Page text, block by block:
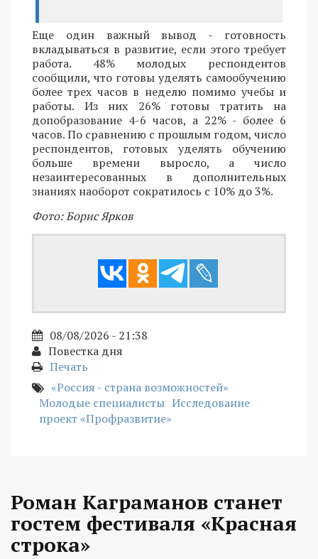
Еще один важный вывод - готовность
вкладываться в развитие, если этого требует
работа. 48% молодых респондентов
сообщили, что готовы уделять самообучению
более трех часов в неделю помимо учебы и
работы. Из них 26% готовы тратить на
допобразование 4-6 часов, а 22% - более 6
часов. По сравнению с прошлым годом, число
респондентов, готовых уделять обучению
больше времени выросло, а число
незаинтересованных в дополнительных
знаниях наоборот сократилось с 10% до 3%.
Фото: Борис Ярков
08/08/2026 - 21:38
Повестка дня
Печать
«Россия - страна возможностей»
Молодые специалисты Исследование
проект «Профразвитие»
Роман Каграманов станет
гостем фестиваля «Красная
строка»